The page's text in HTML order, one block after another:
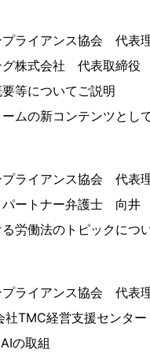
プライアンス協会 代表
グ株式会社 代表取締
等についてご説明
ムの新コンテンツとし
プライアンス協会 代表
ートナー弁護士 向井
労働法のトピックにつ
プライアンス協会 代表
社TMC経営支援セン
の取組